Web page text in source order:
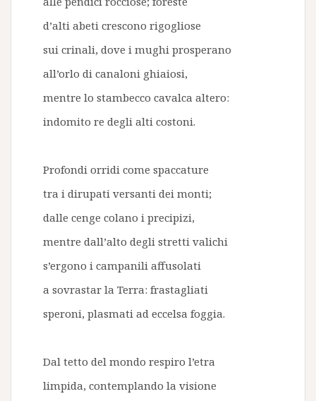
d’alti abeti crescono rigogliose
sui crinali, dove i mughi prosperano
all’orlo di canaloni ghiaiosi,
mentre lo stambecco cavalca altero:
indomito re degli alti costoni.
Profondi orridi come spaccature
tra i dirupati versanti dei monti;
dalle cenge colano i precipizi,
mentre dall’alto degli stretti valichi
s’ergono i campanili affusolati
a sovrastar la Terra: frastagliati
speroni, plasmati ad eccelsa foggia.
Dal tetto del mondo respiro l’etra
limpida, contemplando la visione